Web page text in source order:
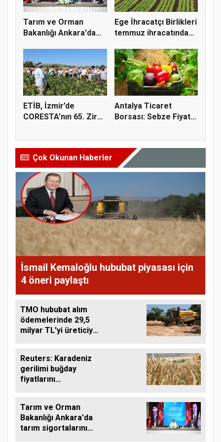
Tarım ve Orman
Bakanlığı Ankara'da
Ege İhracatçı Birlikleri
temmuz ihracatında
ETİB, İzmir’de
CORESTA’nın 65. Zirai
Antalya Ticaret
Borsası: Sebze Fiyat
Çok Okunan Haberler
İsmail Kemaloğlu hububat piyasası için
4 öneri paylaştı
TMO hububat alım
ödemelerinde 29,5
milyar TL'yi üreticiye
Reuters: Karadeniz
gerilimi buğday
fiyatlarını
Tarım ve Orman
Bakanlığı Ankara'da
tarım sigortalarını